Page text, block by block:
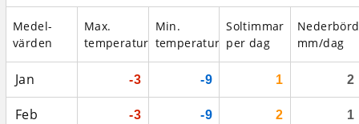
Medel­
värden
Max.
temperatur
Min.
temperatur
Soltimmar
per dag
Nederbörd
mm/dag
Jan -3 -9 1 2
Feb -3 -9 2 1